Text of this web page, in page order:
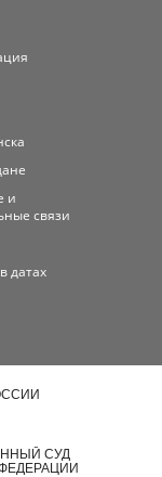
и
связи
датах
СУД